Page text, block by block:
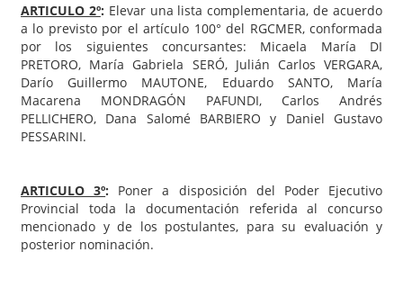
ARTICULO 2º: Elevar una lista complementaria, de acuerdo
a lo previsto por el artículo 100° del RGCMER, conformada
por los siguientes concursantes: Micaela María DI
PRETORO, María Gabriela SERÓ, Julián Carlos VERGARA,
Darío Guillermo MAUTONE, Eduardo SANTO, María
Macarena MONDRAGÓN PAFUNDI, Carlos Andrés
PELLICHERO, Dana Salomé BARBIERO y Daniel Gustavo
PESSARINI.
ARTICULO 3º: Poner a disposición del Poder Ejecutivo
Provincial toda la documentación referida al concurso
mencionado y de los postulantes, para su evaluación y
posterior nominación.